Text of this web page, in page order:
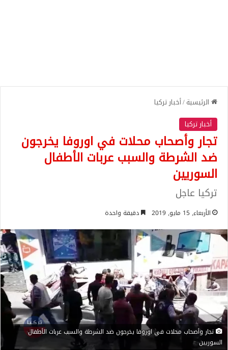
الرئيسية/أخبار تركيا
أخبار تركيا
تجار وأصحاب محلات في اوروفا يخرجون
ضد الشرطة والسبب عربات الأطفال
السوريين
تركيا عاجل
الأربعاء, 15 مايو, 2019 دقيقة واحدة
تجار وأصحاب محلات في اوروفا يخرجون ضد الشرطة والسبب عربات الأطفال
السوريين